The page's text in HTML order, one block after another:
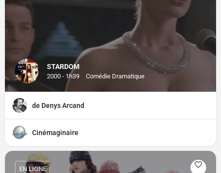
STARDOM
2000 - 1h39 Comédie Dramatique
de Denys Arcand
Cinémaginaire
EN LIGNE